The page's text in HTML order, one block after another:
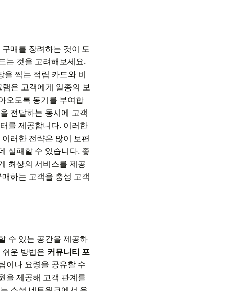
매를 장려하는 것이 도
는 것을 고려해보세요.
찍는 적립 카드와 비
은 고객에게 일종의 보
오도록 동기를 부여합
전달하는 동시에 고객
를 제공합니다. 이러한
러한 전략은 많이 보편
실패할 수 있습니다. 좋
최상의 서비스를 제공
하는 고객을 충성 고객
수 있는 공간을 제공하
운 방법은 커뮤니티 포
이나 요령을 공유할 수
을 제공해 고객 관계를